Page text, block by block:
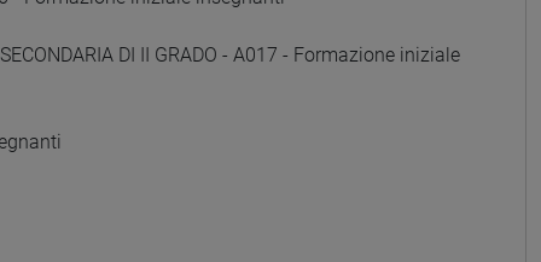
DI II GRADO - A017 - Formazione iniziale